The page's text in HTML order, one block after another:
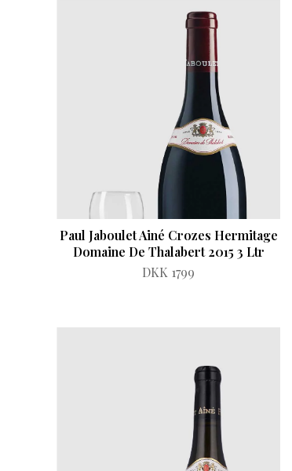
Paul Jaboulet Ainé Crozes Hermitage
Domaine De Thalabert 2015 3 Ltr
DKK 1799